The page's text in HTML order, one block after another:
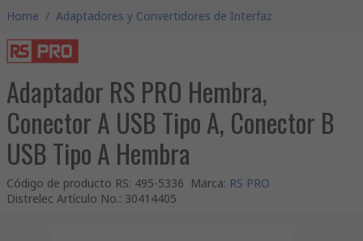
Home / Adaptadores y Convertidores de Interfaz
Adaptador RS PRO Hembra,
Conector A USB Tipo A, Conector B
USB Tipo A Hembra
Código de producto RS: 495-5336 Marca: RS PRO
Distrelec Artículo No.: 30414405